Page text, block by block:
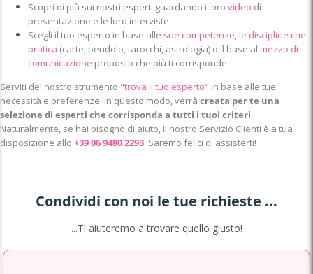
Scopri di più sui nostri esperti guardando i loro video di
presentazione e le loro interviste.
Scegli il tuo esperto in base alle sue competenze, le discipline che
pratica (carte, pendolo, tarocchi, astrologia) o il base al mezzo di
comunicazione proposto che più ti corrisponde.
Serviti del nostro strumento "trova il tuo esperto" in base alle tue
necessità e preferenze. In questo modo, verrà creata per te una
selezione di esperti che corrisponda a tutti i tuoi criteri.
Naturalmente, se hai bisogno di aiuto, il nostro Servizio Clienti è a tua
disposizione allo +39 06 9480 2293. Saremo felici di assisterti!
Condividi con noi le tue richieste ...
...Ti aiuteremo a trovare quello giusto!